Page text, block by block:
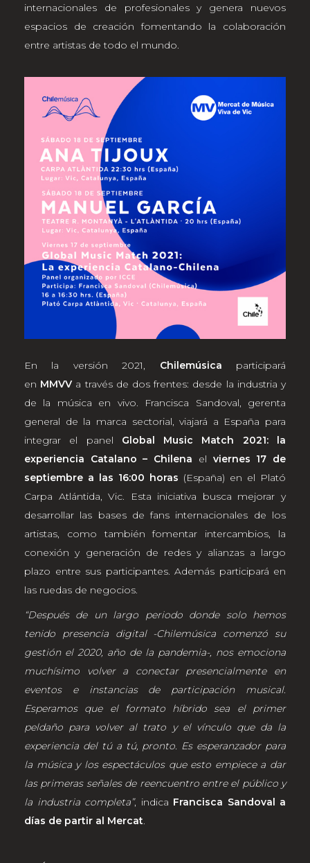
internacionales de profesionales y genera nuevos
espacios de creación fomentando la colaboración
entre artistas de todo el mundo.
En la versión 2021, Chilemúsica participará
en MMVV a través de dos frentes: desde la industria y
de la música en vivo. Francisca Sandoval, gerenta
general de la marca sectorial, viajará a España para
integrar el panel Global Music Match 2021: la
experiencia Catalano – Chilena el viernes 17 de
septiembre a las 16:00 horas (España) en el Plató
Carpa Atlántida, Vic. Esta iniciativa busca mejorar y
desarrollar las bases de fans internacionales de los
artistas, como también fomentar intercambios, la
conexión y generación de redes y alianzas a largo
plazo entre sus participantes. Además participará en
las ruedas de negocios.
“Después de un largo periodo donde solo hemos
tenido presencia digital -Chilemúsica comenzó su
gestión el 2020, año de la pandemia-, nos emociona
muchísimo volver a conectar presencialmente en
eventos e instancias de participación musical.
Esperamos que el formato híbrido sea el primer
peldaño para volver al trato y el vínculo que da la
experiencia del tú a tú, pronto. Es esperanzador para
la música y los espectáculos que esto empiece a dar
las primeras señales de reencuentro entre el público y
la industria completa”, indica Francisca Sandoval a
días de partir al Mercat.